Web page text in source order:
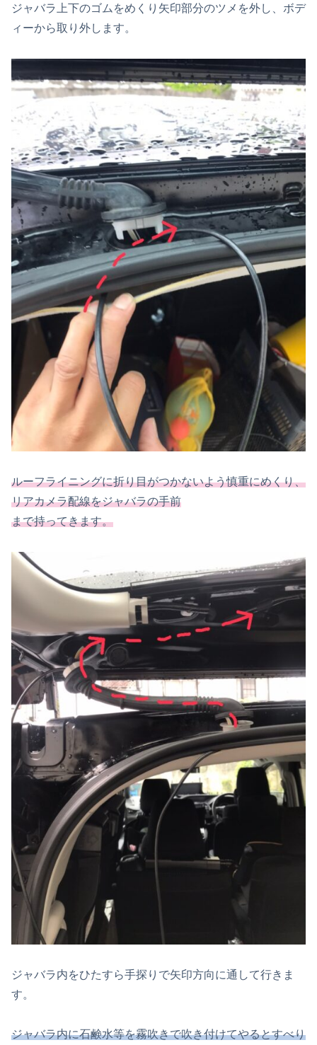
ジャバラ上下のゴムをめくり矢印部分のツメを外し、ボデ
ィーから取り外します。
ルーフライニングに折り目がつかないよう慎重にめくり、
リアカメラ配線をジャバラの手前
まで持ってきます。
ジャバラ内をひたすら手探りで矢印方向に通して行きま
す。
ジャバラ内に石鹸水等を霧吹きで吹き付けてやるとすべり